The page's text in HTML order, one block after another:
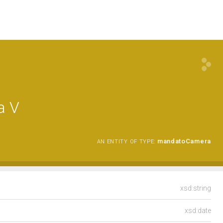
V
AN ENTITY OF TYPE: mandatoCamera
xsd:string
xsd:date